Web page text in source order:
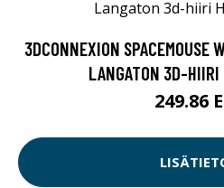
3DCONNEXION SPACEMOUSE
LANGATON 3D-HIIRI
249.86